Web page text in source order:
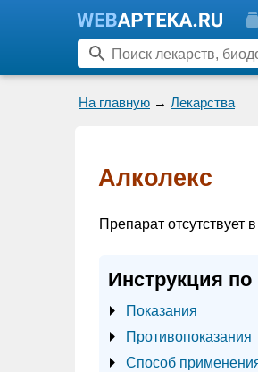
На главную → Лекарства
Алколекс
Препарат отсутствует
Инструкция
Показания
Противопоказания
Способ